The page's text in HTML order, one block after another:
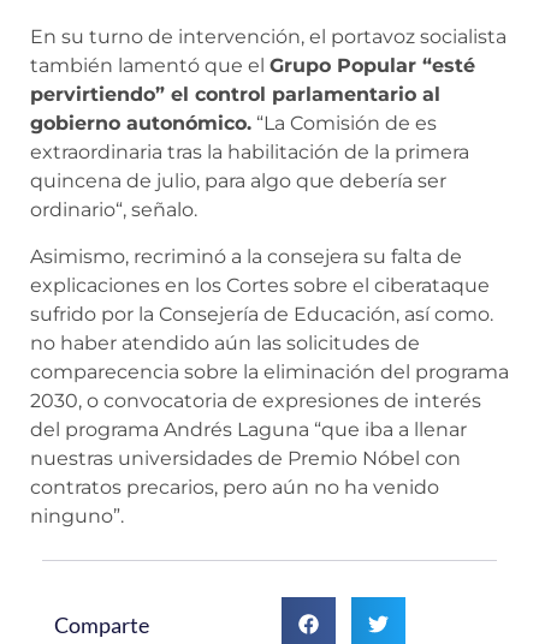
En su turno de intervención, el portavoz socialista
también lamentó que el Grupo Popular “esté
pervirtiendo” el control parlamentario al
gobierno autonómico. “La Comisión de es
extraordinaria tras la habilitación de la primera
quincena de julio, para algo que debería ser
ordinario“, señalo.
Asimismo, recriminó a la consejera su falta de
explicaciones en los Cortes sobre el ciberataque
sufrido por la Consejería de Educación, así como.
no haber atendido aún las solicitudes de
comparecencia sobre la eliminación del programa
2030, o convocatoria de expresiones de interés
del programa Andrés Laguna “que iba a llenar
nuestras universidades de Premio Nóbel con
contratos precarios, pero aún no ha venido
ninguno”.
Comparte